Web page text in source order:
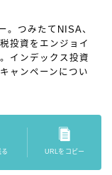
。つみたてNISA、
投資をエンジョイ
インデックス投資
ャンペーンについ
る URLをコピー